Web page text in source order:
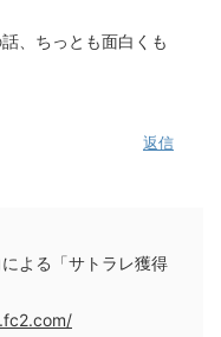
、ちっとも面白くも
返信
よる「サトラレ獲得